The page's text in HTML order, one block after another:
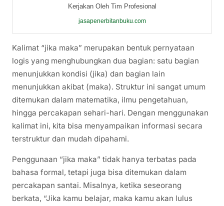
Kerjakan Oleh Tim Profesional
jasapenerbitanbuku.com
Kalimat “jika maka” merupakan bentuk pernyataan
logis yang menghubungkan dua bagian: satu bagian
menunjukkan kondisi (jika) dan bagian lain
menunjukkan akibat (maka). Struktur ini sangat umum
ditemukan dalam matematika, ilmu pengetahuan,
hingga percakapan sehari-hari. Dengan menggunakan
kalimat ini, kita bisa menyampaikan informasi secara
terstruktur dan mudah dipahami.
Penggunaan “jika maka” tidak hanya terbatas pada
bahasa formal, tetapi juga bisa ditemukan dalam
percakapan santai. Misalnya, ketika seseorang
berkata, “Jika kamu belajar, maka kamu akan lulus